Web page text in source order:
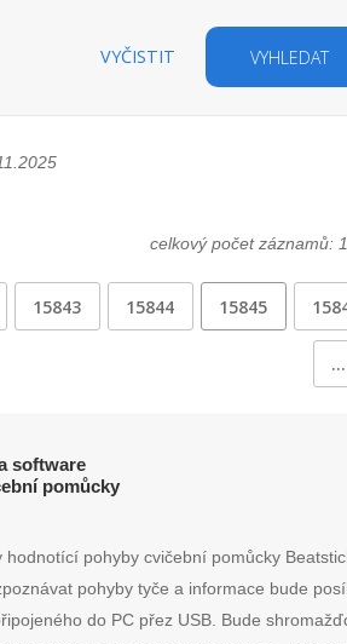
VYČISTIT VYHLEDAT
celkový počet záznamů:
15843 15844 15845
…
software
pomůcky
hodnotící pohyby cvičební pomůcky
pohyby tyče a informace bude
do PC přez USB. Bude